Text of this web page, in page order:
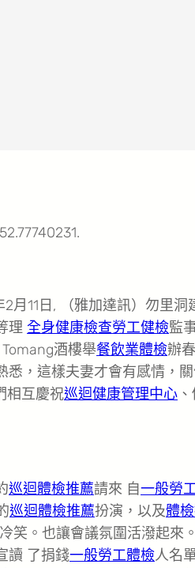
2月11日, （雅加達訊）勿里
理 全身健康檢查勞工健檢監
Tomang酒樓舉餐飲業體檢辦
悉，這樣夫妻才會有感情，
相互慶祝巡迴健康管理中心
巡迴體檢推薦請來 自一般勞
巡迴體檢推薦扮演，以及體
笑。也讓會議氛圍活潑起來
讀 了捐錢一般勞工體檢人名